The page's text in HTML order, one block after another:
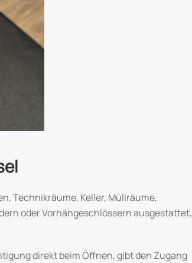
Technikräume, Keller, Müllräume,
oder Vorhängeschlössern ausgestattet,
direkt beim Öffnen, gibt den Zugang